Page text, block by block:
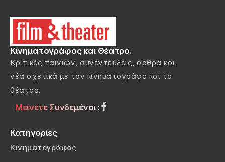
Κινηματογράφος και Θέατρο.
Κριτικές ταινιών, συνεντεύξεις, άρθρα και
νέα σχετικά με τον κινηματογράφο και το
θέατρο.
Μείνετε Συνδεμένοι :
Κατηγορίες
Κινηματογράφος